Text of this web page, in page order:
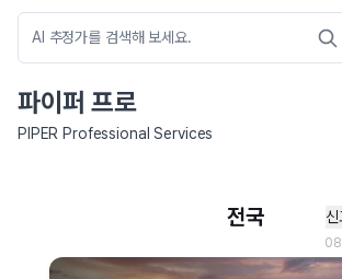
파이퍼 프로
PIPER Professional Services